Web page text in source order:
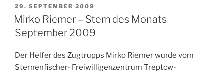
in
Wedding“
VERÖFFENTLICHT
AM
29. SEPTEMBER 2009
Mirko Riemer – Stern des Monats
September 2009
Der Helfer des Zugtrupps Mirko Riemer wurde vom
Sternenfischer- Freiwilligenzentrum Treptow-